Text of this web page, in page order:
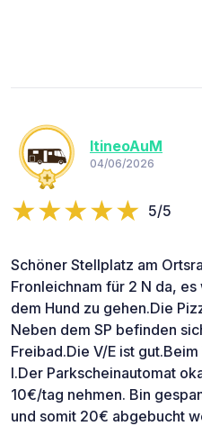
ItineoAuM
04/06/2026
5/5
Schöner Stellplatz am
Fronleichnam für 2 N da,
dem Hund zu gehen.Die
Neben dem SP befinden
Freibad.Die V/E ist
l.Der Parkscheinautomat
10€/tag nehmen. Bin
und somit 20€ abgebucht